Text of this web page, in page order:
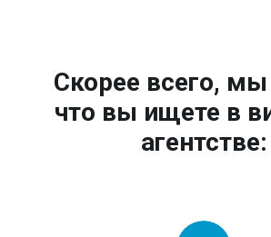
Скорее всего,
что вы ищете в
агентстве: